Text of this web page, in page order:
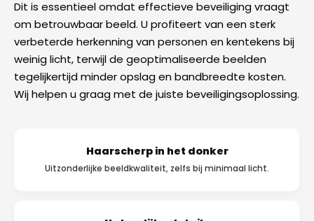
Dit is essentieel omdat effectieve beveiliging vraagt
om betrouwbaar beeld. U profiteert van een sterk
verbeterde herkenning van personen en kentekens bij
weinig licht, terwijl de geoptimaliseerde beelden
tegelijkertijd minder opslag en bandbreedte kosten.
Wij helpen u graag met de juiste beveiligingsoplossing.
Haarscherp in het donker
Uitzonderlijke beeldkwaliteit, zelfs bij minimaal licht.